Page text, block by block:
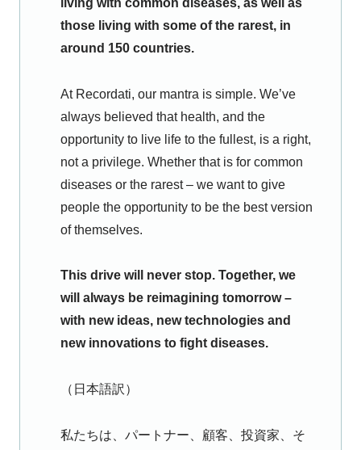
those living with some of the rarest, in
around 150 countries.
At Recordati, our mantra is simple. We’ve
always believed that health, and the
opportunity to live life to the fullest, is a right,
not a privilege. Whether that is for common
diseases or the rarest – we want to give
people the opportunity to be the best version
of themselves.
This drive will never stop. Together, we
will always be reimagining tomorrow –
with new ideas, new technologies and
new innovations to fight diseases.
（日本語訳）
私たちは、パートナー、顧客、投資家、そ